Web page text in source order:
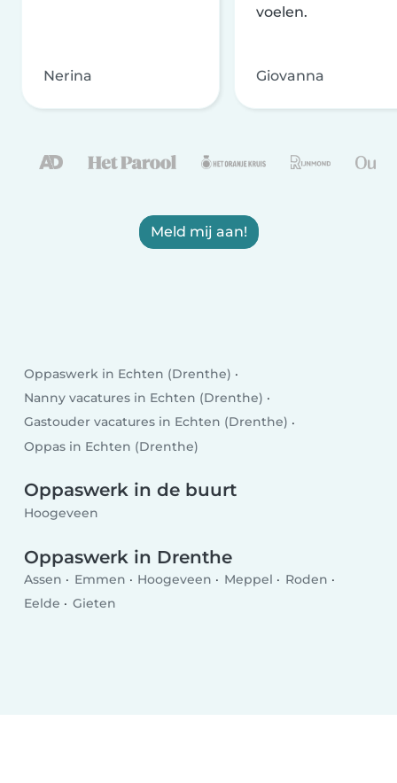
Nerina
voelen.
Giovanna
Meld mij aan!
Oppaswerk in Echten (Drenthe)
Nanny vacatures in Echten (Drenthe)
Gastouder vacatures in Echten (Drenthe)
Oppas in Echten (Drenthe)
Oppaswerk in de buurt
Hoogeveen
Oppaswerk in Drenthe
Assen Emmen Hoogeveen Meppel
Roden
Eelde
Gieten